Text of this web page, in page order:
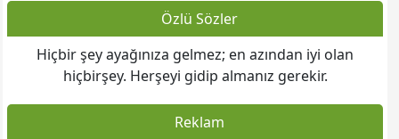
Ziraat Bankası - Siyavuşpaşa / Bahçelievler Şubesi:
TR 16 0001 0016 0055 9863 7950 06
Özlü Sözler
Hiçbir şey ayağınıza gelmez; en azından iyi olan
hiçbirşey. Herşeyi gidip almanız gerekir.
Reklam